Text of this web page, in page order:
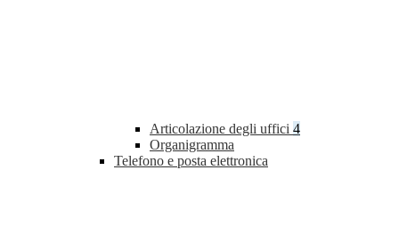
Articolazione degli uffici 4
Organigramma
Telefono e posta elettronica